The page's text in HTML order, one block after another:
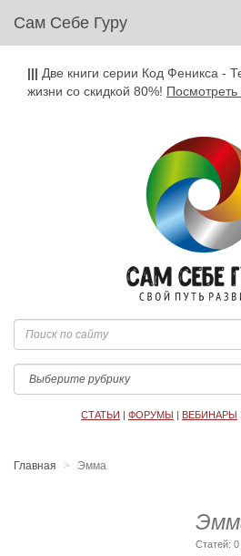
Сам Себе Гуру
||| Две книги серии Код Феникса -
жизни со скидкой 80%! Посмотреть
СТАТЬИ | ФОРУМЫ | ВЕБИНАРЫ
Главная Эмма
Cтатей: